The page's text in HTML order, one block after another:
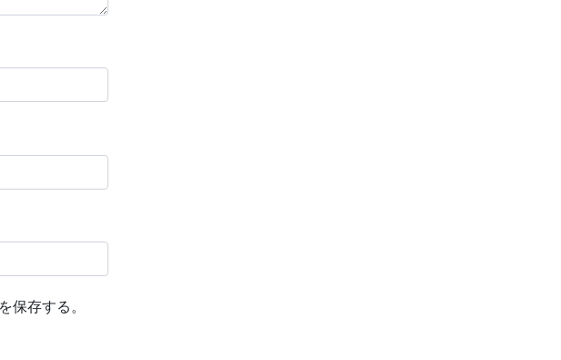
保存する。